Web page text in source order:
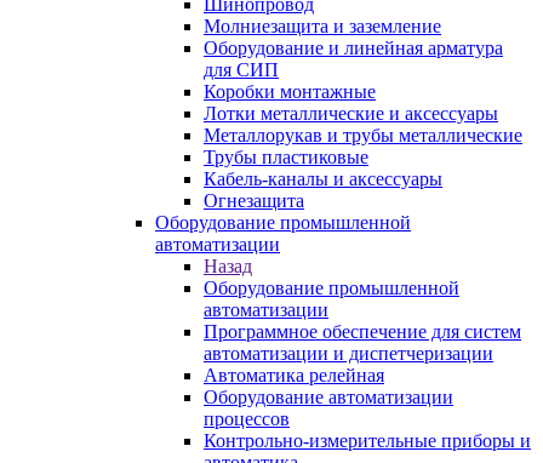
Шинопровод
Молниезащита и заземление
Оборудование и линейная арматура
для СИП
Коробки монтажные
Лотки металлические и аксессуары
Металлорукав и трубы металлические
Трубы пластиковые
Кабель-каналы и аксессуары
Огнезащита
Оборудование промышленной
автоматизации
Назад
Оборудование промышленной
автоматизации
Программное обеспечение для систем
автоматизации и диспетчеризации
Автоматика релейная
Оборудование автоматизации
процессов
Контрольно-измерительные приборы и